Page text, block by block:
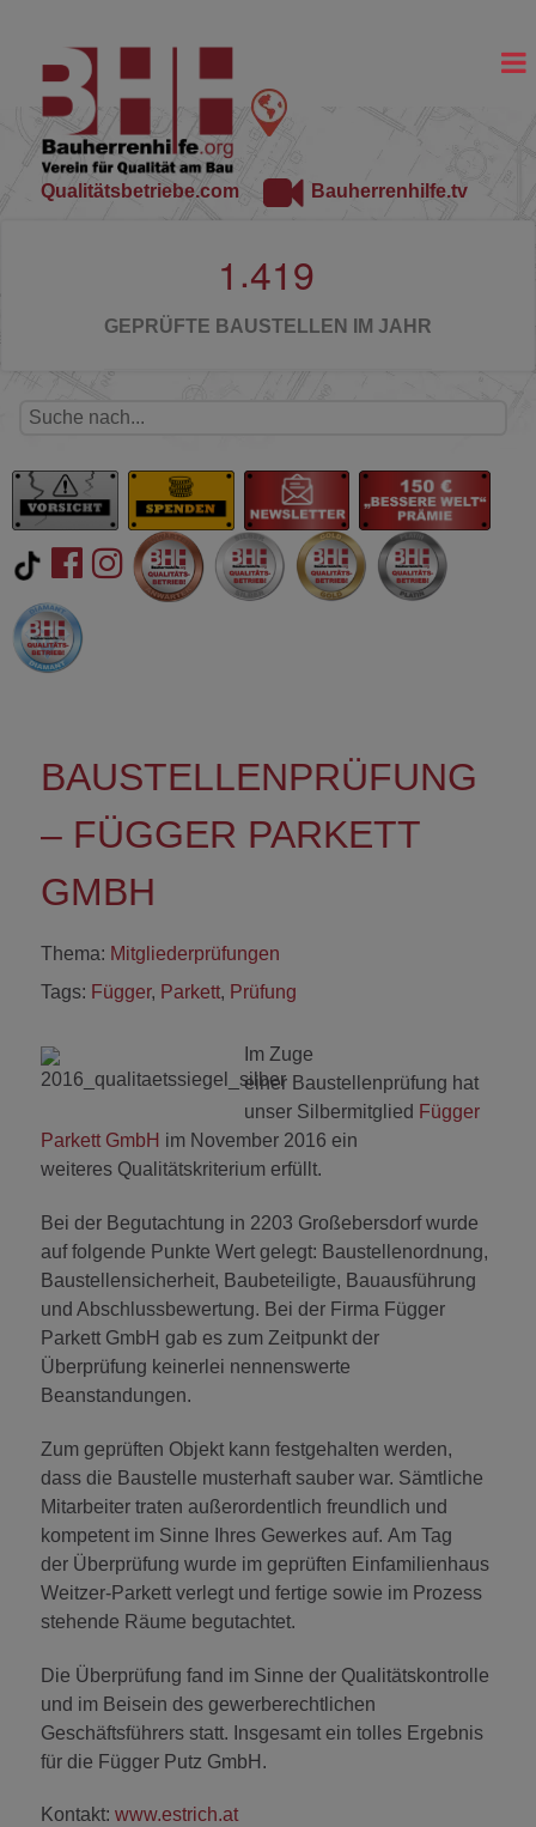
Qualitätsbetriebe.com Bauherrenhilfe.tv
1 .419
GEPRÜFTE BAUSTELLEN IM JAHR
BAUSTELLENPRÜFUNG
– FÜGGER PARKETT
GMBH
Thema: Mitgliederprüfungen
Tags: Függer, Parkett, Prüfung
Im Zuge
einer Baustellenprüfung hat
unser Silbermitglied Függer
Parkett GmbH im November 2016 ein
weiteres Qualitätskriterium erfüllt.
Bei der Begutachtung in 2203 Großebersdorf wurde
auf folgende Punkte Wert gelegt: Baustellenordnung,
Baustellensicherheit, Baubeteiligte, Bauausführung
und Abschlussbewertung. Bei der Firma Függer
Parkett GmbH gab es zum Zeitpunkt der
Überprüfung keinerlei nennenswerte
Beanstandungen.
Zum geprüften Objekt kann festgehalten werden,
dass die Baustelle musterhaft sauber war. Sämtliche
Mitarbeiter traten außerordentlich freundlich und
kompetent im Sinne Ihres Gewerkes auf. Am Tag
der Überprüfung wurde im geprüften Einfamilienhaus
Weitzer-Parkett verlegt und fertige sowie im Prozess
stehende Räume begutachtet.
Die Überprüfung fand im Sinne der Qualitätskontrolle
und im Beisein des gewerberechtlichen
Geschäftsführers statt. Insgesamt ein tolles Ergebnis
für die Függer Putz GmbH.
Kontakt: www.estrich.at